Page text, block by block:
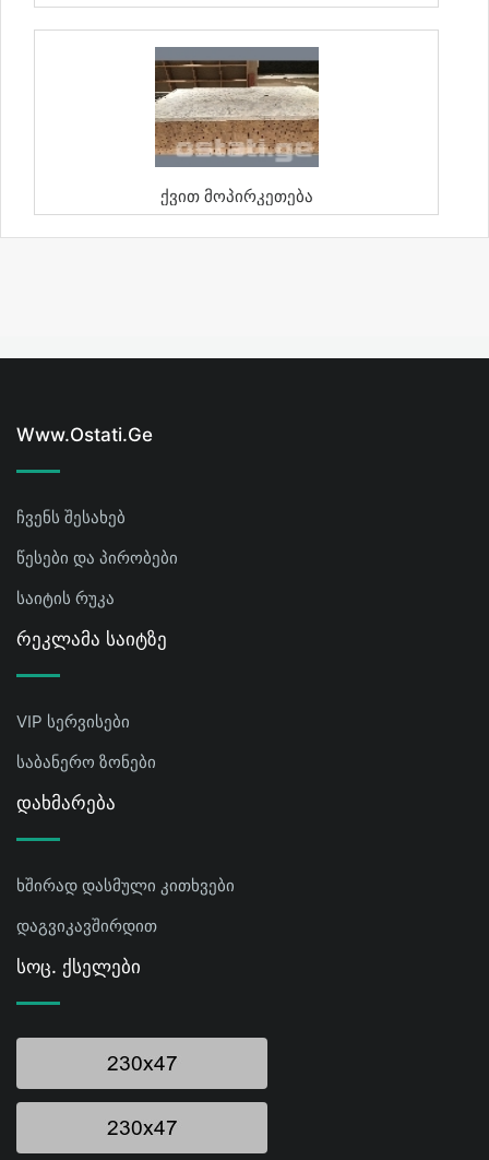
Ქვით Მოპირკეთება
Www.ostati.ge
ჩვენს შესახებ
წესები და პირობები
საიტის რუკა
Რეკლამა Საიტზე
VIP სერვისები
საბანერო ზონები
Დახმარება
ხშირად დასმული კითხვები
დაგვიკავშირდით
Სოც. Ქსელები